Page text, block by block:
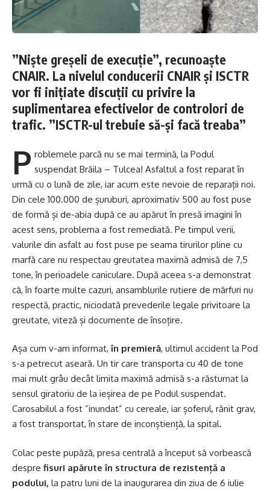
”Niște greșeli de execuție”, recunoaște
CNAIR. La nivelul conducerii CNAIR și ISCTR
vor fi inițiate discuții cu privire la
suplimentarea efectivelor de controlori de
trafic. ”ISCTR-ul trebuie să-și facă treaba”
P roblemele parcă nu se mai termină, la Podul
suspendat Brăila – Tulcea! Asfaltul a fost reparat în
urmă cu o lună de zile, iar acum este nevoie de reparații noi.
Din cele 100.000 de șuruburi, aproximativ 500 au fost puse
de formă și de-abia după ce au apărut în presă imagini în
acest sens, problema a fost remediată. Pe timpul verii,
valurile din asfalt au fost puse pe seama tirurilor pline cu
marfă care nu respectau greutatea maximă admisă de 7,5
tone, în perioadele caniculare. După aceea s-a demonstrat
că, în foarte multe cazuri, ansamblurile rutiere de mărfuri nu
respectă, practic, niciodată prevederile legale privitoare la
greutate, viteză și documente de însoțire.
Așa cum v-am informat,în premieră, ultimul accident la Pod
s-a petrecut aseară. Un tir care transporta cu 40 de tone
mai mult grâu decât limita maximă admisă s-a răsturnat la
sensul giratoriu de la ieșirea de pe Podul suspendat.
Carosabilul a fost ”inundat” cu cereale, iar șoferul, rănit grav,
a fost transportat, în stare de inconștiență, la spital.
Colac peste pupăză, presa centrală a început să vorbească
despre fisuri apărute în structura de rezistență a
podului, la patru luni de la inaugurarea din ziua de 6 iulie